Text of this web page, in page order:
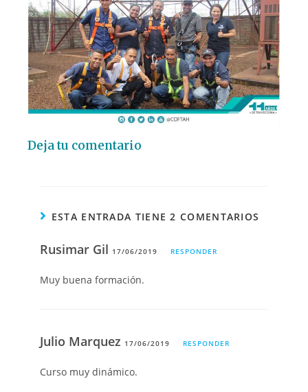
Deja tu comentario
ESTA ENTRADA TIENE 2 COMENTARIOS
Rusimar Gil 17/06/2019 RESPONDER
Muy buena formación.
Julio Marquez 17/06/2019 RESPONDER
Curso muy dinámico.